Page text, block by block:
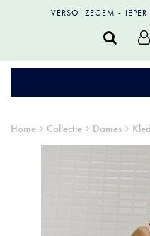
VERSO IZEGEM IEPER
Home Collectie Dames